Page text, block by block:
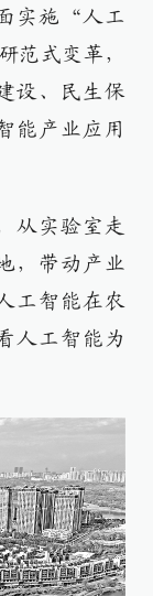
实施“人工
范式变革，
设、民生保
能产业应用
从实验室走
，带动产业
工智能在农
人工智能为